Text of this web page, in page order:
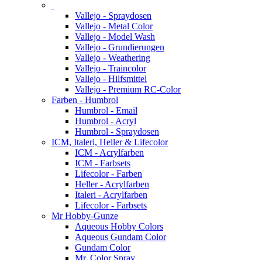
Vallejo - Spraydosen
Vallejo - Metal Color
Vallejo - Model Wash
Vallejo - Grundierungen
Vallejo - Weathering
Vallejo - Traincolor
Vallejo - Hilfsmittel
Vallejo - Premium RC-Color
Farben - Humbrol
Humbrol - Email
Humbrol - Acryl
Humbrol - Spraydosen
ICM, Italeri, Heller & Lifecolor
ICM - Acrylfarben
ICM - Farbsets
Lifecolor - Farben
Heller - Acrylfarben
Italeri - Acrylfarben
Lifecolor - Farbsets
Mr Hobby-Gunze
Aqueous Hobby Colors
Aqueous Gundam Color
Gundam Color
Mr. Color Spray